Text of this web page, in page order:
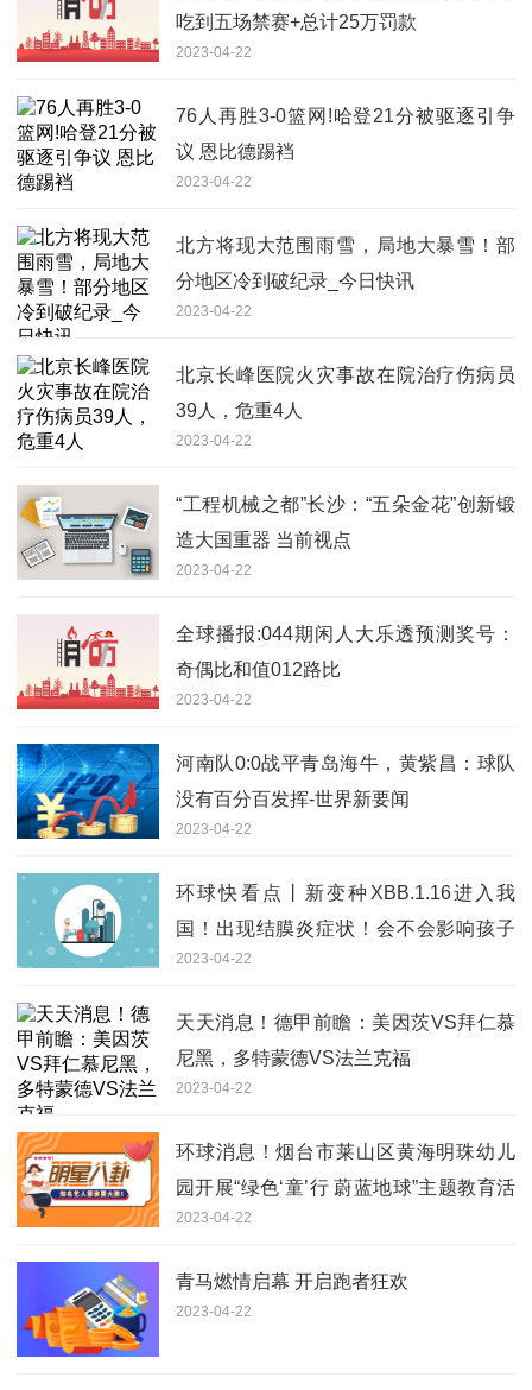
吃到五场禁赛+总计25万罚款
2023-04-22
76人再胜3-0篮网!哈登21分被驱逐引争
议 恩比德踢裆
2023-04-22
北方将现大范围雨雪，局地大暴雪！部
分地区冷到破纪录_今日快讯
2023-04-22
北京长峰医院火灾事故在院治疗伤病员
39人，危重4人
2023-04-22
“工程机械之都”长沙：“五朵金花”创新锻
造大国重器 当前视点
2023-04-22
全球播报:044期闲人大乐透预测奖号：
奇偶比和值012路比
2023-04-22
河南队0:0战平青岛海牛，黄紫昌：球队
没有百分百发挥-世界新要闻
2023-04-22
环球快看点丨新变种XBB.1.16进入我
国！出现结膜炎症状！会不会影响孩子
视力？
2023-04-22
天天消息！德甲前瞻：美因茨VS拜仁慕
尼黑，多特蒙德VS法兰克福
2023-04-22
环球消息！烟台市莱山区黄海明珠幼儿
园开展“绿色‘童’行 蔚蓝地球”主题教育活
动
2023-04-22
青马燃情启幕 开启跑者狂欢
2023-04-22